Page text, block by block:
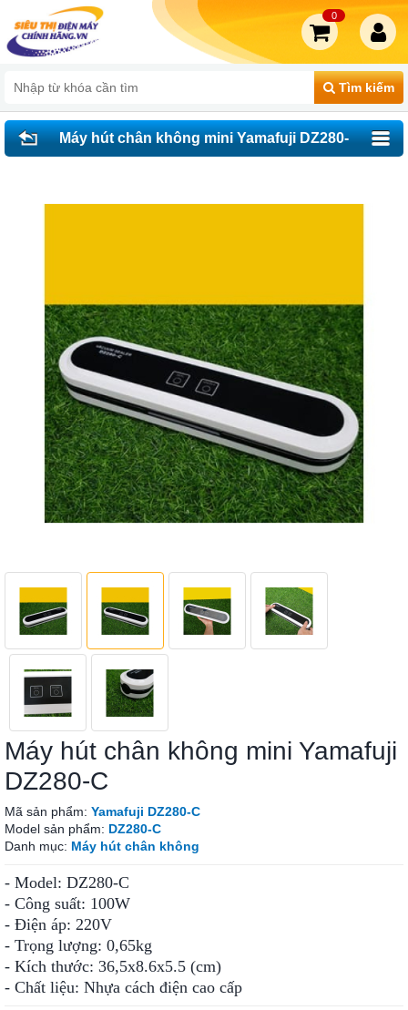
Tìm kiếm
0
Máy hút chân không mini Yamafuji DZ280-
Máy hút chân không mini Yamafuji
DZ280-C
Mã sản phẩm: Yamafuji DZ280-C
Model sản phẩm: DZ280-C
Danh mục: Máy hút chân không
- Model: DZ280-C
- Công suất: 100W
- Điện áp: 220V
- Trọng lượng: 0,65kg
- Kích thước: 36,5x8.6x5.5 (cm)
- Chất liệu: Nhựa cách điện cao cấp